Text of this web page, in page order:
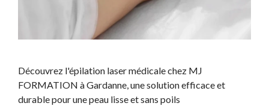
Découvrez l'épilation laser médicale chez MJ
FORMATION à Gardanne, une solution efficace et
durable pour une peau lisse et sans poils